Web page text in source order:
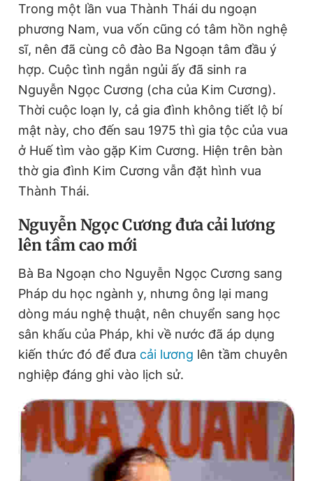
Trong một lần vua Thành Thái du ngoạn
phương Nam, vua vốn cũng có tâm hồn nghệ
sĩ, nên đã cùng cô đào Ba Ngoạn tâm đầu ý
hợp. Cuộc tình ngắn ngủi ấy đã sinh ra
Nguyễn Ngọc Cương (cha của Kim Cương).
Thời cuộc loạn ly, cả gia đình không tiết lộ bí
mật này, cho đến sau 1975 thì gia tộc của vua
ở Huế tìm vào gặp Kim Cương. Hiện trên bàn
thờ gia đình Kim Cương vẫn đặt hình vua
Thành Thái.
NguyễnNgọcCươngđưa cải lương
lên tầm cao mới
Bà Ba Ngoạn cho Nguyễn Ngọc Cương sang
Pháp du học ngành y, nhưng ông lại mang
dòng máu nghệ thuật, nên chuyển sang học
sân khấu của Pháp, khi về nước đã áp dụng
kiến thức đó để đưa cải lương lên tầm chuyên
nghiệp đáng ghi vào lịch sử.